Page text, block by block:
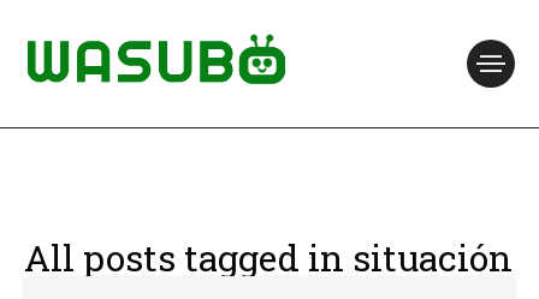
All posts tagged in situación